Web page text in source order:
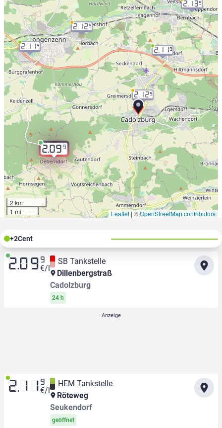
2.099
2.129
2.119
2.139
2.129
2.119
2 km
1 mi
Leaflet |©OpenStreetMap contributors
+2Cent
2.09 9
€/l
SB Tankstelle
Dillenbergstraß
Cadolzburg
24 h
2.11 9
€/l
HEM Tankstelle
Röteweg
Seukendorf
geöffnet